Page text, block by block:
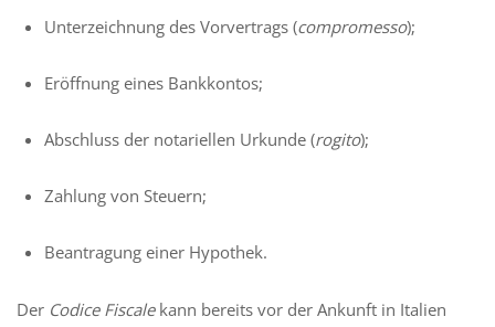
Unterzeichnung des Vorvertrags (compromesso);
Eröffnung eines Bankkontos;
Abschluss der notariellen Urkunde (rogito);
Zahlung von Steuern;
Beantragung einer Hypothek.
Der Codice Fiscalekann bereits vor der Ankunft in Italien